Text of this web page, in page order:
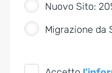
Nuovo Sito:
Migrazione da